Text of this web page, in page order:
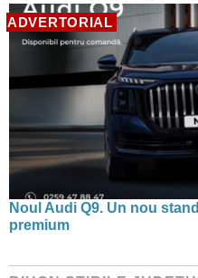
ADVERTORIAL
Noul Audi Q9. Un nou
premium